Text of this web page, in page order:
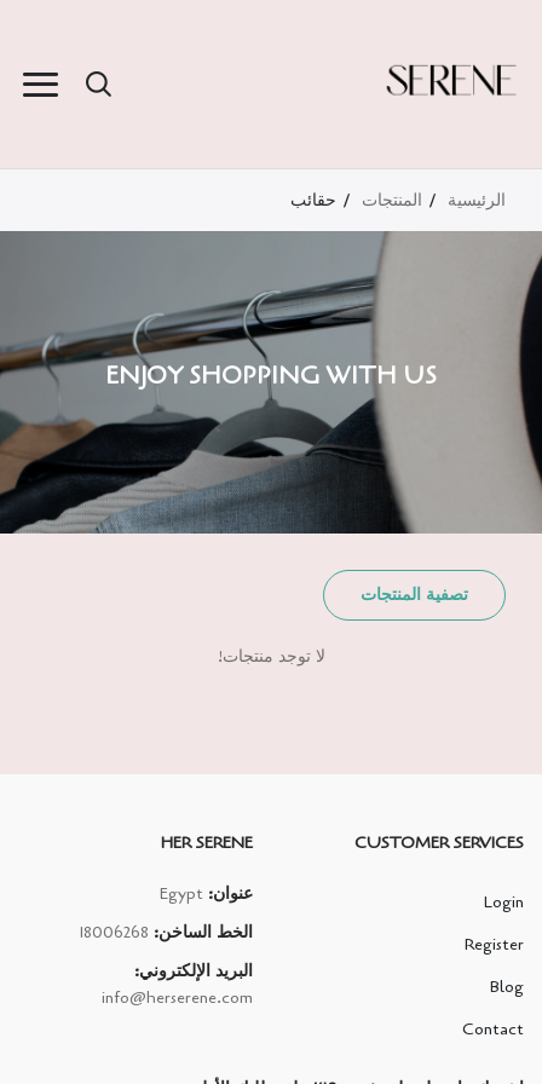
الرئيسية المنتجات حقائب
ENJOY SHOPPING WITH US
تصفية المنتجات
لا توجد منتجات!
CUSTOMER SERVICES
Login
Register
Blog
Contact
HER SERENE
عنوان: Egypt
الخط الساخن: 18006268
البريد الإلكتروني:
info@herserene.com